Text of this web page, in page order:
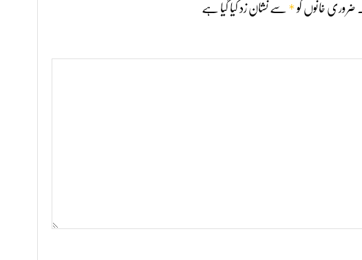
ضروری خانوں کو* سے نشان زد کیا گیا ہے